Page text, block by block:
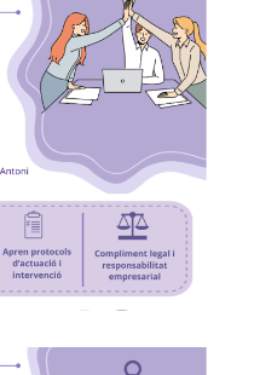
I Intervenció
Sexual I/o
Sexe"